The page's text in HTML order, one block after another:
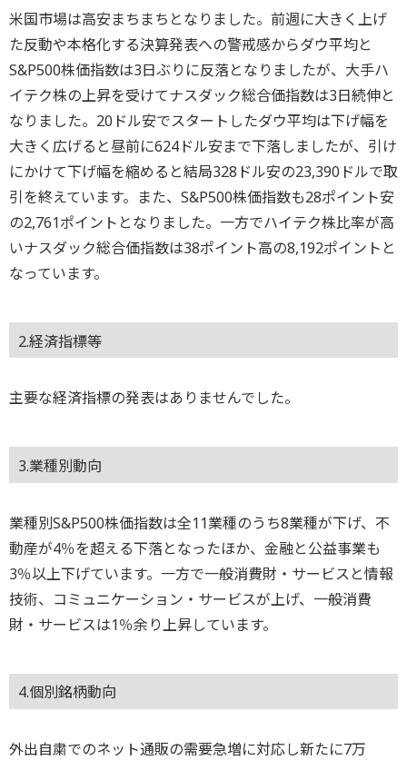
米国市場は高安まちまちとなりました。前週に大きく上げ
た反動や本格化する決算発表への警戒感からダウ平均と
S&P500株価指数は3日ぶりに反落となりましたが、大手ハ
イテク株の上昇を受けてナスダック総合価指数は3日続伸と
なりました。20ドル安でスタートしたダウ平均は下げ幅を
大きく広げると昼前に624ドル安まで下落しましたが、引け
にかけて下げ幅を縮めると結局328ドル安の23,390ドルで取
引を終えています。また、S&P500株価指数も28ポイント安
の2,761ポイントとなりました。一方でハイテク株比率が高
いナスダック総合価指数は38ポイント高の8,192ポイントと
なっています。
2.経済指標等
主要な経済指標の発表はありませんでした。
3.業種別動向
業種別S&P500株価指数は全11業種のうち8業種が下げ、不
動産が4％を超える下落となったほか、金融と公益事業も
3％以上下げています。一方で一般消費財・サービスと情報
技術、コミュニケーション・サービスが上げ、一般消費
財・サービスは1％余り上昇しています。
4.個別銘柄動向
外出自粛でのネット通販の需要急増に対応し新たに7万